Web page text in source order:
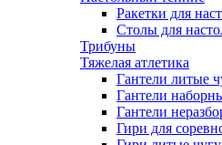
Ракетки для
Столы для
Трибуны
Тяжелая атлетика
Гантели литые
Гантели
Гантели
Гири для